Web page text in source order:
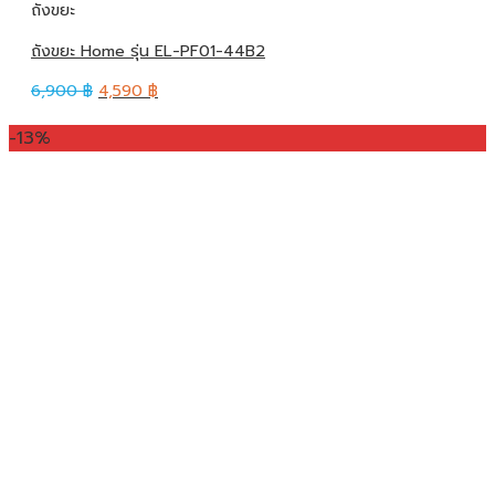
ถังขยะ
ถังขยะ Home รุ่น EL-PF01-44B2
6,900฿ 4,590 ฿
-13%